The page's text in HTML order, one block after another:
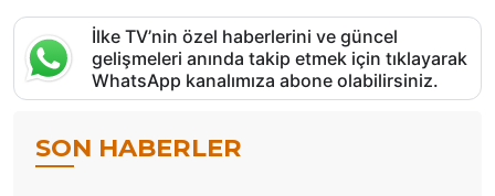
İlke TV’nin özel haberlerini ve güncel
gelişmeleri anında takip etmek için tıklayarak
WhatsApp kanalımıza abone olabilirsiniz.
SON HABERLER